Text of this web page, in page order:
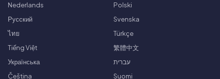
Nederlands
Polski
Русский
Svenska
ไทย
Türkçe
Tiếng Việt
繁體中文
Українська
עברית
Čeština
Suomi